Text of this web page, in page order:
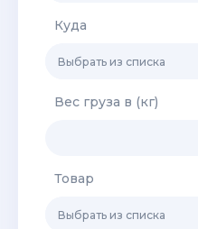
Куда
Выбрать из списка
Вес груза в (кг)
Товар
Выбрать из списка